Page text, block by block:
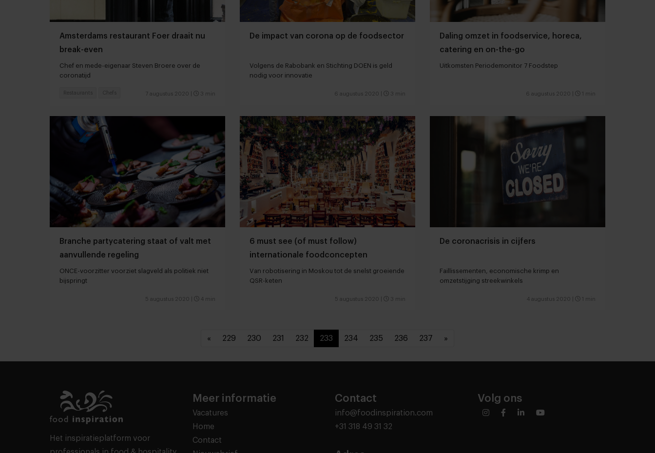
Amsterdams restaurant Foer draait nu
break-even
Chef en mede-eigenaar Steven Broere over de
coronatijd
7 augustus 2020 3 min
Restaurants Chefs
De impact van corona op de foodsector
Volgens de Rabobank en Stichting DOEN is geld
nodig voor innovatie
6 augustus 2020 3 min
Daling omzet in foodservice, horeca,
catering en on-the-go
Uitkomsten Periodemonitor 7 Foodstep
6 augustus 2020 1 min
Branche partycatering staat of valt met
aanvullende regeling
ONCE-voorzitter voorziet slagveld als politiek niet
bijspringt
5 augustus 2020 4 min
6 must see (of must follow)
internationale foodconcepten
Van robotisering in Moskou tot de snelst groeiende
QSR-keten
5 augustus 2020 3 min
De coronacrisis in cijfers
Faillissementen, economische krimp en
omzetstijging streekwinkels
4 augustus 2020 1 min
« 229 230 231 232 233 234 235 236 237 »
Het inspiratieplatform voor
Meer informatie
Vacatures
Home
Contact
Contact
info@foodinspiration.com
+31 318 49 31 32
Volg ons